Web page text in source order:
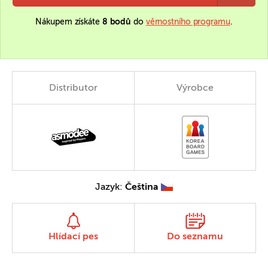
Nákupem získáte 8 bodů do věrnostního programu.
Distributor Výrobce
Jazyk: Čeština
Hlídací pes Do seznamu